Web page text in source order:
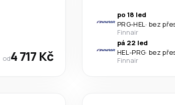
od4 717 Kč
po 18 led
PRG-HEL · bez
Finnair
pá 22 led
HEL -PRG· bez
Finnair